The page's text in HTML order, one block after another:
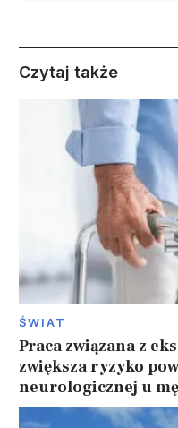
Czytaj także
ŚWIAT
Praca związana z
zwiększa ryzyko
neurologicznej u